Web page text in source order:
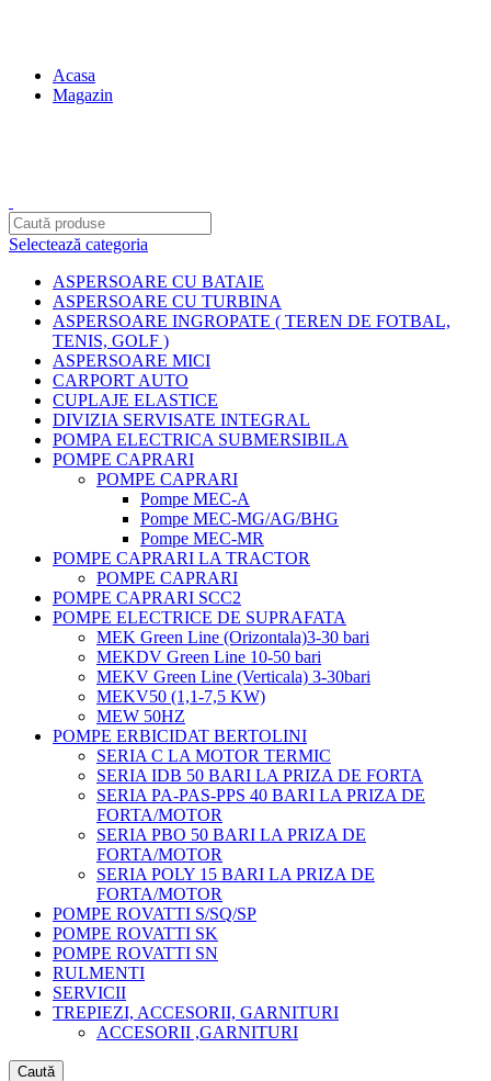
Acasa
Magazin
Selectează categoria
ASPERSOARE CU BATAIE
ASPERSOARE CU TURBINA
ASPERSOARE INGROPATE ( TEREN DE FOTBAL,
TENIS, GOLF )
ASPERSOARE MICI
CARPORT AUTO
CUPLAJE ELASTICE
DIVIZIA SERVISATE INTEGRAL
POMPA ELECTRICA SUBMERSIBILA
POMPE CAPRARI
POMPE CAPRARI
Pompe MEC-A
Pompe MEC-MG/AG/BHG
Pompe MEC-MR
POMPE CAPRARI LA TRACTOR
POMPE CAPRARI
POMPE CAPRARI SCC2
POMPE ELECTRICE DE SUPRAFATA
MEK Green Line (Orizontala)3-30 bari
MEKDV Green Line 10-50 bari
MEKV Green Line (Verticala) 3-30bari
MEKV50 (1,1-7,5 KW)
MEW 50HZ
POMPE ERBICIDAT BERTOLINI
SERIA C LA MOTOR TERMIC
SERIA IDB 50 BARI LA PRIZA DE FORTA
SERIA PA-PAS-PPS 40 BARI LA PRIZA DE
FORTA/MOTOR
SERIA PBO 50 BARI LA PRIZA DE
FORTA/MOTOR
SERIA POLY 15 BARI LA PRIZA DE
FORTA/MOTOR
POMPE ROVATTI S/SQ/SP
POMPE ROVATTI SK
POMPE ROVATTI SN
RULMENTI
SERVICII
TREPIEZI, ACCESORII, GARNITURI
ACCESORII ,GARNITURI
Caută